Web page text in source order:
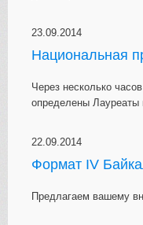
23.09.2014
Национальная
Через несколько
определены Лауреаты
22.09.2014
Формат IV
Предлагаем вашему